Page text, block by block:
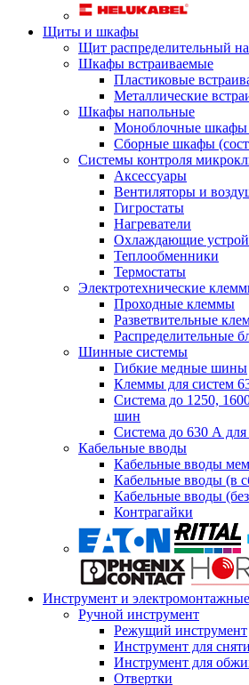
Щиты и шкафы
Щит распределительный
Шкафы встраиваемые
Пластиковые
Металлические
Шкафы напольные
Моноблочные
Сборные шкафы
Системы контроля
Аксессуары
Вентиляторы и
Гигростаты
Нагреватели
Охлаждающие
Теплообменники
Термостаты
Электротехнические
Проходные клеммы
Разветвительные
Распределительные
Шинные системы
Гибкие медные шины
Клеммы для систем
Система до 1250,
шин
Система до 630 А
Кабельные вводы
Кабельные вводы
Кабельные вводы (в
Кабельные вводы
Контрагайки
Инструмент и
Ручной инструмент
Режущий инструмент
Инструмент для
Инструмент для
Отвертки